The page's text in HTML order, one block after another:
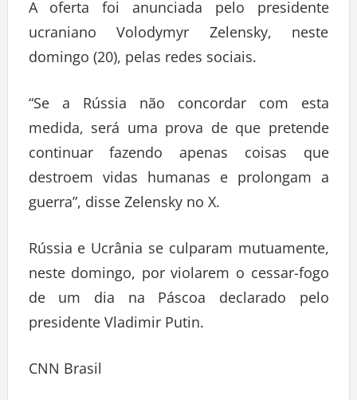
A oferta foi anunciada pelo presidente
ucraniano Volodymyr Zelensky, neste
domingo (20), pelas redes sociais.
“Se a Rússia não concordar com esta
medida, será uma prova de que pretende
continuar fazendo apenas coisas que
destroem vidas humanas e prolongam a
guerra”, disse Zelensky no X.
Rússia e Ucrânia se culparam mutuamente,
neste domingo, por violarem o cessar-fogo
de um dia na Páscoa declarado pelo
presidente Vladimir Putin.
CNN Brasil